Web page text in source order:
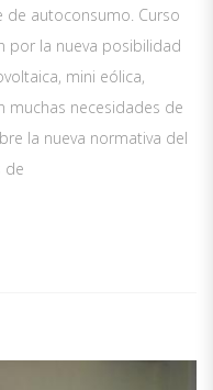
de autoconsumo. Curso
por la nueva posibilidad
mini eólica,
muchas necesidades de
la nueva normativa del
de